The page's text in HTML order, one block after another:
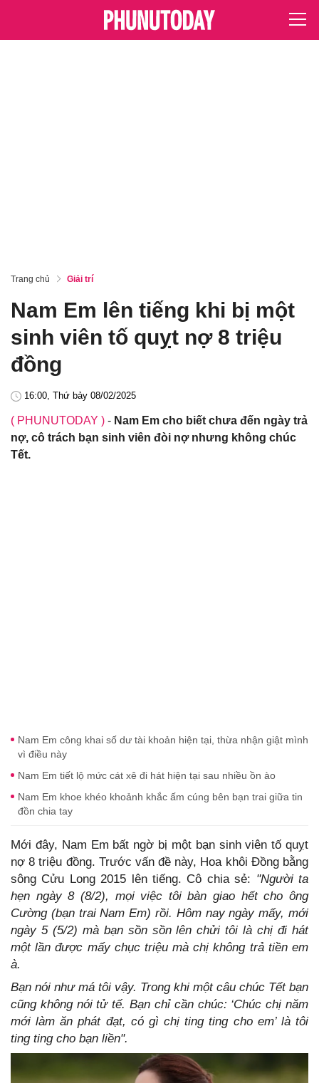
Trang chủ Giải trí
Nam Em lên tiếng khi bị một
sinh viên tố quỵt nợ 8 triệu
đồng
16:00, Thứ bảy 08/02/2025
( PHUNUTODAY ) - Nam Em cho biết chưa đến ngày trả
nợ, cô trách bạn sinh viên đòi nợ nhưng không chúc
Tết.
Nam Em công khai số dư tài khoản hiện tại, thừa nhận giật mình
vì điều này
Nam Em tiết lộ mức cát xê đi hát hiện tại sau nhiều ồn ào
Nam Em khoe khéo khoảnh khắc ấm cúng bên bạn trai giữa tin
đồn chia tay
Mới đây, Nam Em bất ngờ bị một bạn sinh viên tố quỵt
nợ 8 triệu đồng. Trước vấn đề này, Hoa khôi Đồng bằng
sông Cửu Long 2015 lên tiếng. Cô chia sẻ: "Người ta
hẹn ngày 8 (8/2), mọi việc tôi bàn giao hết cho ông
Cường (bạn trai Nam Em) rồi. Hôm nay ngày mấy, mới
ngày 5 (5/2) mà bạn sồn sồn lên chửi tôi là chị đi hát
một lần được mấy chục triệu mà chị không trả tiền em
à.
Bạn nói như má tôi vậy. Trong khi một câu chúc Tết bạn
cũng không nói tử tế. Bạn chỉ cần chúc: ‘Chúc chị năm
mới làm ăn phát đạt, có gì chị ting ting cho em’ là tôi
ting ting cho bạn liền".